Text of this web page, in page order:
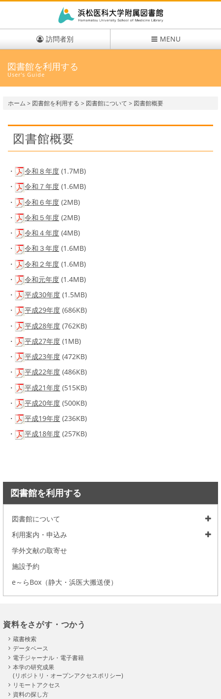
訪問者別 MENU
図書館を利用する
User's Guide
ホーム > 図書館を利用する > 図書館について > 図書館概要
図書館概要
・ 令和８年度 (1.7MB)
・
令和７年度 (1.6MB)
・
令和６年度 (2MB)
・
令和５年度 (2MB)
・
令和４年度 (4MB)
・
令和３年度 (1.6MB)
・
令和２年度 (1.6MB)
・
令和元年度 (1.4MB)
・
平成30年度 (1.5MB)
・
平成29年度 (686KB)
・
平成28年度 (762KB)
・
平成27年度 (1MB)
・
平成23年度 (472KB)
・
平成22年度 (486KB)
・
平成21年度 (515KB)
・
平成20年度 (500KB)
・
平成19年度 (236KB)
・
平成18年度 (257KB)
図書館を利用する
図書館について
利用案内・申込み
学外文献の取寄せ
施設予約
e～らBox（静大・浜医大搬送便）
資料をさがす・つかう
蔵書検索
データベース
電子ジャーナル・電子書籍
本学の研究成果
(リポジトリ・オープンアクセスポリシー)
リモートアクセス
資料の探し方